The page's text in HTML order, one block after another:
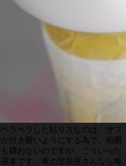
ラペラした貼り方なのは、サフ
付き難いようにする為で、範囲
構わないのですが、こういった
本です。車の塗装屋さんなら毎